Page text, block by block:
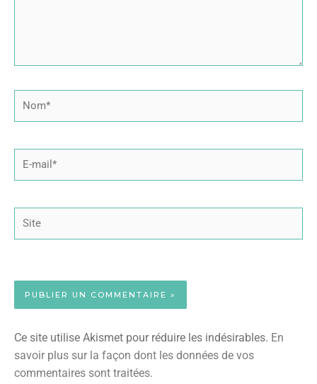
Nom*
Site
Ce site utilise Akismet pour réduire les indésirables. En
savoir plus sur la façon dont les données de vos
commentaires sont traitées.